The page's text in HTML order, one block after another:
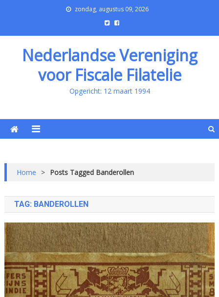
zondag, augustus 09, 2026
Nederlandse Vereniging
voor Fiscale Filatelie
Opgericht: 12 maart 1994
Home > Posts Tagged Banderollen
TAG: BANDEROLLEN